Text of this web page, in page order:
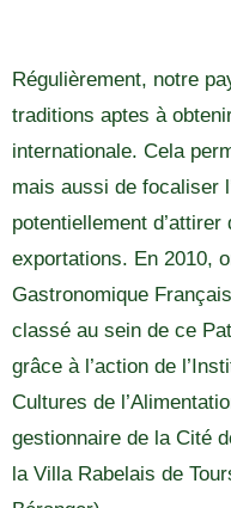
Régulièrement, notre
traditions aptes à
internationale. Cela
mais aussi de focaliser
potentiellement
exportations. En 2010,
Gastronomique
classé au sein de ce
grâce à l’action de
Cultures de
gestionnaire de la Cité
la Villa Rabelais de